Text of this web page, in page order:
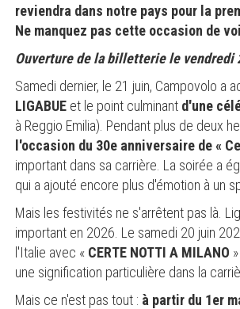
reviendra dans notre pays pour la
Ne manquez pas cette occasion de
Ouverture de la billetterie le vendredi
Samedi dernier, le 21 juin, Campovolo a
LIGABUE et le point culminant d'une
à Reggio Emilia). Pendant plus de deux
l'occasion du 30e anniversaire de «
important dans sa carrière. La soirée a
qui a ajouté encore plus d'émotion à un
Mais les festivités ne s'arrêtent pas là.
important en 2026. Le samedi 20 juin
l'Italie avec « CERTE NOTTI A MILANO
une signification particulière dans la
Mais ce n'est pas tout : à partir du 1er